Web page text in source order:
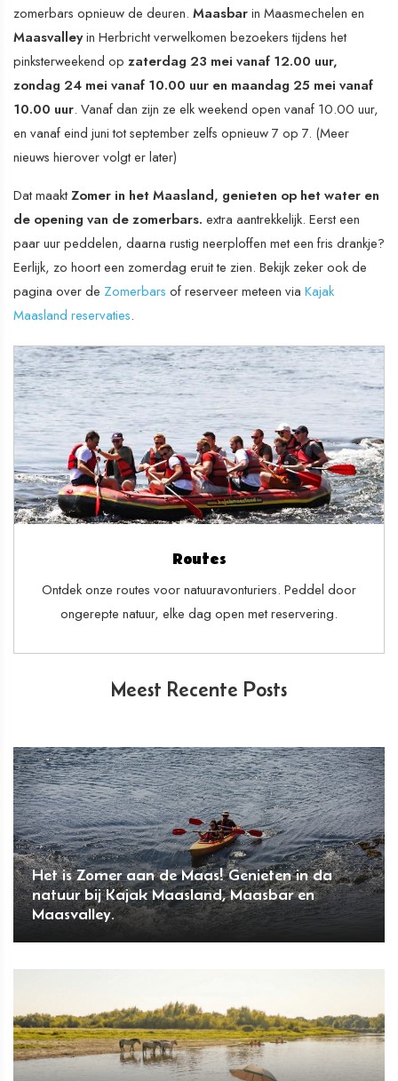
zomerbars opnieuw de deuren. Maasbarin Maasmechelen en
Maasvalleyin Herbricht verwelkomen bezoekers tijdens het
pinksterweekend op zaterdag 23 mei vanaf 12.00 uur,
zondag 24 mei vanaf 10.00 uur en maandag 25 mei vanaf
10.00 uur. Vanaf dan zijn ze elk weekend open vanaf 10.00 uur,
en vanaf eind juni tot september zelfs opnieuw 7 op 7. (Meer
nieuws hierover volgt er later)
Dat maaktZomer in het Maasland, genieten op het water en
de opening van de zomerbars. extra aantrekkelijk. Eerst een
paar uur peddelen, daarna rustig neerploffen met een fris drankje?
Eerlijk, zo hoort een zomerdag eruit te zien. Bekijk zeker ook de
pagina over de Zomerbars of reserveer meteen via Kajak
Maasland reservaties.
Routes
Ontdek onze routes voor natuuravonturiers. Peddel door
ongerepte natuur, elke dag open met reservering.
Meest Recente Posts
Het is Zomer aan de Maas! Genieten in da
natuur bij Kajak Maasland, Maasbar en
Maasvalley.